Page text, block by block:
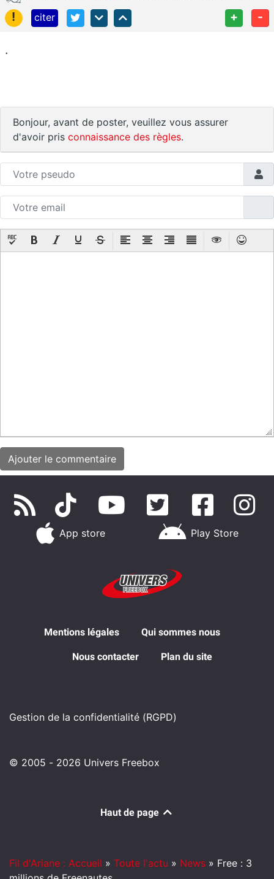
!
citer + -
.
Bonjour, avant de poster, veuillez vous assurer
d'avoir pris connaissance des règles.
App store Play Store
Mentions légales Qui sommes nous
Nous contacter Plan du site
Gestion de la confidentialité (RGPD)
© 2005 - 2026 Univers Freebox
Haut de page
Fil d'Ariane : Accueil » Toute l'actu » News » Free : 3